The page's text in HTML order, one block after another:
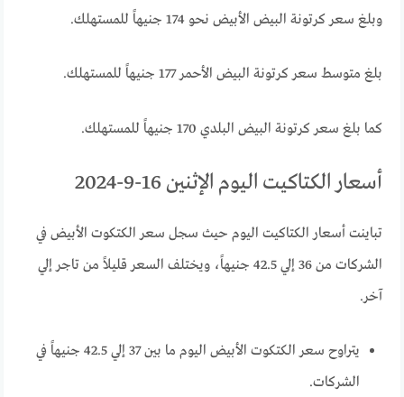
وبلغ سعر كرتونة البيض الأبيض نحو 174 جنيهاً للمستهلك.
بلغ متوسط سعر كرتونة البيض الأحمر 177 جنيهاً للمستهلك.
كما بلغ سعر كرتونة البيض البلدي 170 جنيهاً للمستهلك.
أسعار الكتاكيت اليوم الإثنين 16-9-2024
تباينت أسعار الكتاكيت اليوم حيث سجل سعر الكتكوت الأبيض في
الشركات من 36 إلي 42.5 جنيهاً، ويختلف السعر قليلاً من تاجر إلي
آخر.
يتراوح سعر الكتكوت الأبيض اليوم ما بين 37 إلي 42.5 جنيهاً في
الشركات.